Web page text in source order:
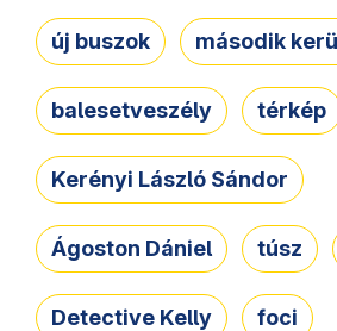
új buszok második
balesetveszély térkép
Kerényi László Sándor
Ágoston Dániel túsz
Detective Kelly foci